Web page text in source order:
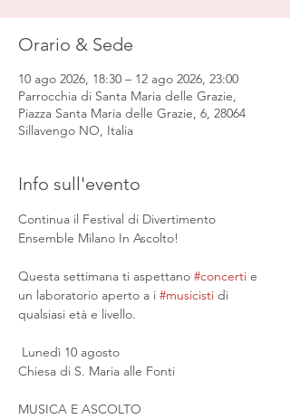
Orario & Sede
10 ago 2026, 18:30 – 12 ago 2026, 23:00
Parrocchia di Santa Maria delle Grazie,
Piazza Santa Maria delle Grazie, 6, 28064
Sillavengo NO, Italia
Info sull'evento
Continua il Festival di Divertimento
Ensemble Milano In Ascolto!
Questa settimana ti aspettano #concerti e
un laboratorio aperto a i #musicisti di
qualsiasi età e livello.
Lunedì 10 agosto
Chiesa di S. Maria alle Fonti
MUSICA E ASCOLTO